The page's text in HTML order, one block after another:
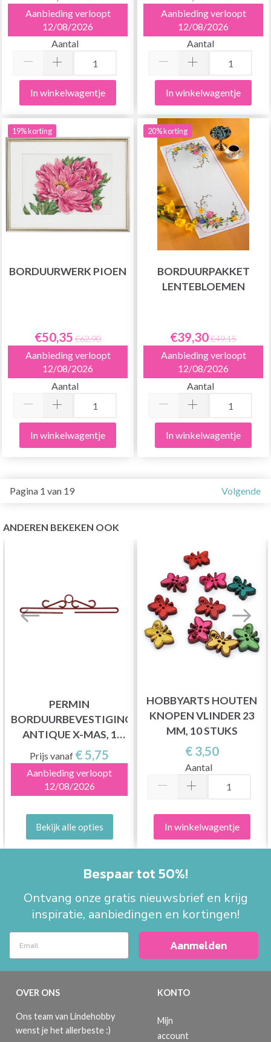
Aanbieding verloopt
12/08/2026
Aantal
In winkelwagentje
Aanbieding verloopt
12/08/2026
Aantal
In winkelwagentje
19% korting
BORDUURWERK PIOEN
€50,35 €62,90
Aanbieding verloopt
12/08/2026
Aantal
In winkelwagentje
20% korting
BORDUURPAKKET
LENTEBLOEMEN
€39,30€49,15
Aanbieding verloopt
12/08/2026
Aantal
In winkelwagentje
Pagina 1 van 19 Volgende
ANDEREN BEKEKEN OOK
PERMIN
BORDUURBEVESTIGING
ANTIQUE X-MAS, 1
STUK
Prijs vanaf € 5,75
Aanbieding verloopt
12/08/2026
Bekijk alle opties
HOBBYARTS HOUTEN
KNOPEN VLINDER 23
MM, 10 STUKS
€ 3,50
Aantal
In winkelwagentje
Bespaar tot 50%!
Ontvang onze gratis nieuwsbrief en krijg
inspiratie, aanbiedingen en kortingen!
Aanmelden
OVER ONS
Ons team van Lindehobby
wenst je het allerbeste :)
KONTO
Mijn
account